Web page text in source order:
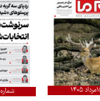
شماره ۳۴۶۳